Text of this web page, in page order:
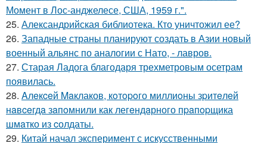
Момент в Лос-анджелесе, США, 1959 г.".
25. Александрийская библиотека. Кто уничтожил ее?
26. Западные страны планируют создать в Азии новый
военный альянс по аналогии с Нато, - лавров.
27. Старая Ладога благодаря трехметровым осетрам
появилась.
28. Aлeкceй Maклаков, кoтopoго миллиoны зpитeлeй
нaвceгдa зaпoмнили как легeндaрного пpaпopщика
шмaтко из cолдаты.
29. Китай начал эксперимент с искусственными